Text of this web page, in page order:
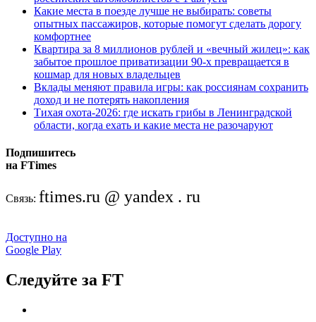
Какие места в поезде лучше не выбирать: советы
опытных пассажиров, которые помогут сделать дорогу
комфортнее
Квартира за 8 миллионов рублей и «вечный жилец»: как
забытое прошлое приватизации 90-х превращается в
кошмар для новых владельцев
Вклады меняют правила игры: как россиянам сохранить
доход и не потерять накопления
Тихая охота-2026: где искать грибы в Ленинградской
области, когда ехать и какие места не разочаруют
Подпишитесь
на FTimes
Связь: ftimes.ru @ yandex . ru
Доступно на
Google Play
Следуйте за FT